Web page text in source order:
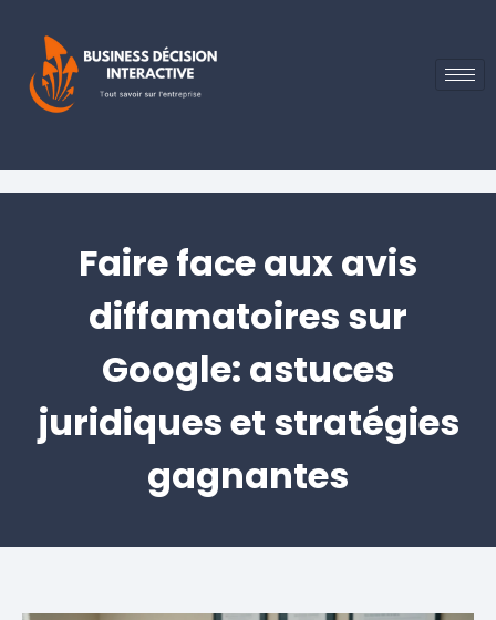
Faire face aux avis
diffamatoires sur
Google: astuces
juridiques et stratégies
gagnantes